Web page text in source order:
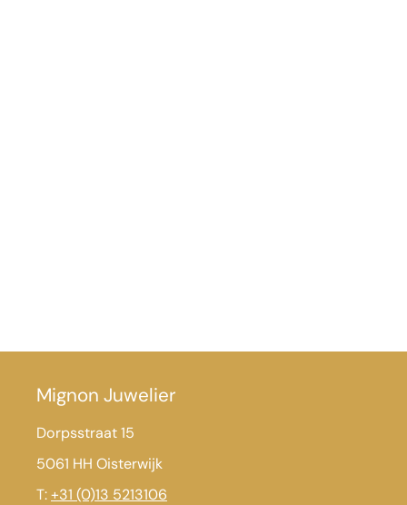
Mignon Juwelier
Dorpsstraat 15
5061 HH Oisterwijk
T:+31 (0)13 5213106